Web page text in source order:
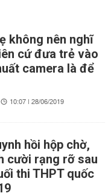
không nên nghĩ
cứ đưa trẻ vào
camera là để
10:07 | 28/06/2019
hồi hộp chờ,
cười rạng rỡ sau
thi THPT quốc